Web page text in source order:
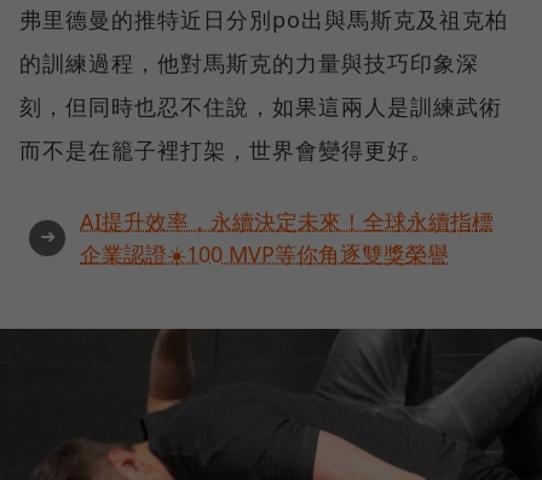
弗里德曼的推特近日分別po出與馬斯克及祖克柏
的訓練過程，他對馬斯克的力量與技巧印象深
刻，但同時也忍不住說，如果這兩人是訓練武術
而不是在籠子裡打架，世界會變得更好。
➜
AI提升效率，永續決定未來！全球永續指標
企業認證☀️100 MVP等你角逐雙獎榮譽